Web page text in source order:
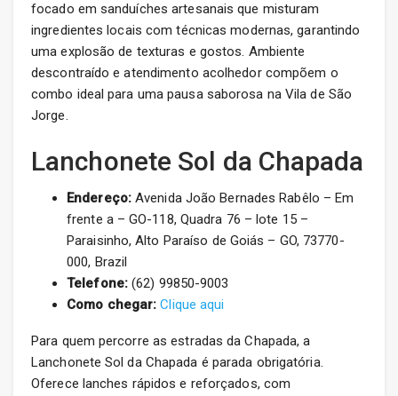
focado em sanduíches artesanais que misturam
ingredientes locais com técnicas modernas, garantindo
uma explosão de texturas e gostos. Ambiente
descontraído e atendimento acolhedor compõem o
combo ideal para uma pausa saborosa na Vila de São
Jorge.
Lanchonete Sol da Chapada
Endereço:Avenida João Bernades Rabêlo – Em
frente a – GO-118, Quadra 76 – lote 15 –
Paraisinho, Alto Paraíso de Goiás – GO, 73770-
000, Brazil
Telefone:(62) 99850-9003
Como chegar: Clique aqui
Para quem percorre as estradas da Chapada, a
Lanchonete Sol da Chapada é parada obrigatória.
Oferece lanches rápidos e reforçados, com